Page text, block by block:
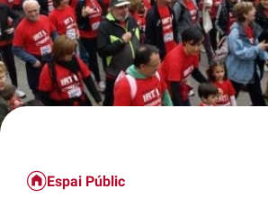
Espai Públic